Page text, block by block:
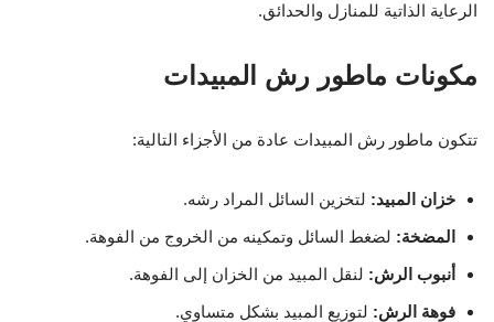
الرعاية الذاتية للمنازل والحدائق.
مكونات ماطور رش المبيدات
تتكون ماطور رش المبيدات عادة من الأجزاء التالية:
خزان المبيد: لتخزين السائل المراد رشه.
المضخة: لضغط السائل وتمكينه من الخروج من الفوهة.
أنبوب الرش: لنقل المبيد من الخزان إلى الفوهة.
فوهة الرش: لتوزيع المبيد بشكل متساوي.